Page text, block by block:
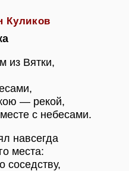
Куликов
из Вятки,
— рекой,
с небесами.
навсегда
места:
соседству,